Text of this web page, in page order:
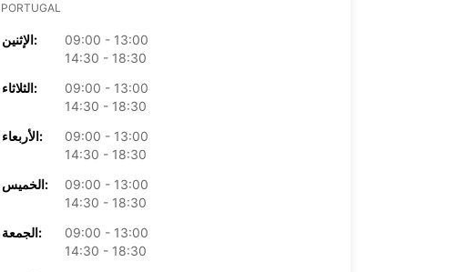
PORTUGAL
الإثنين:
09:00 - 13:00
14:30 - 18:30
الثلاثاء:
09:00 - 13:00
14:30 - 18:30
الأربعاء:
09:00 - 13:00
14:30 - 18:30
الخميس:
09:00 - 13:00
14:30 - 18:30
الجمعة:
09:00 - 13:00
14:30 - 18:30